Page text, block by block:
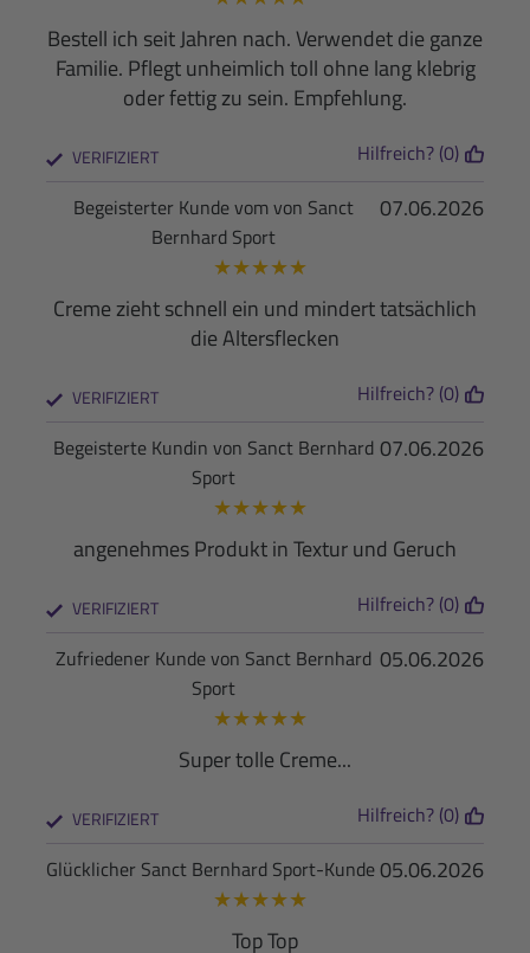
Bestell ich seit Jahren nach. Verwendet die ganze
Familie. Pflegt unheimlich toll ohne lang klebrig
oder fettig zu sein. Empfehlung.
VERIFIZIERT Hilfreich? (0)
07.06.2026
Begeisterter Kunde vom von Sanct
Bernhard Sport
★★★★★
Creme zieht schnell ein und mindert tatsächlich
die Altersflecken
VERIFIZIERT Hilfreich? (0)
07.06.2026
Begeisterte Kundin von Sanct Bernhard
Sport
★★★★★
angenehmes Produkt in Textur und Geruch
VERIFIZIERT Hilfreich? (0)
05.06.2026
Zufriedener Kunde von Sanct Bernhard
Sport
★★★★★
Super tolle Creme...
VERIFIZIERT Hilfreich? (0)
05.06.2026
Glücklicher Sanct Bernhard Sport-Kunde
★★★★★
Top Top